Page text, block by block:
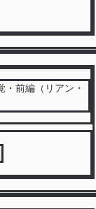
・前編（リアン・